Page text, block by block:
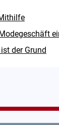
der Grund